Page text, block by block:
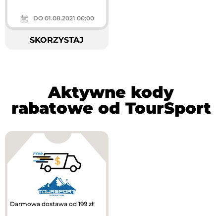
DO 01.08.2021 00:00
SKORZYSTAJ
Aktywne kody
rabatowe od TourSport
Darmowa dostawa od 199 zł!